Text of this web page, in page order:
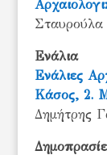
Σταυρούλα
Ενάλια
Ενάλιες
Κάσος, 2.
Δημήτρης